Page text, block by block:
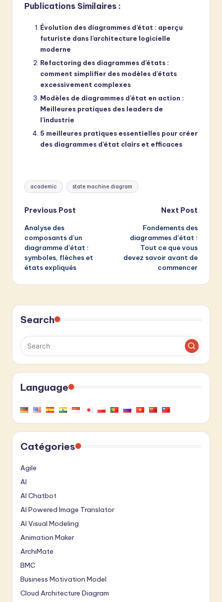
Publications Similaires :
Évolution des diagrammes d’état : aperçu
futuriste dans l’architecture logicielle
moderne
Refactoring des diagrammes d’états :
comment simplifier des modèles d’états
excessivement complexes
Modèles de diagrammes d’état en action :
Meilleures pratiques des leaders de
l’industrie
5 meilleures pratiques essentielles pour créer
des diagrammes d’état clairs et efficaces
Tags:
academic state machine diagram
Post
navigation
Previous Post
Analyse des
composants d’un
diagramme d’état :
symboles, flèches et
états expliqués
Next Post
Fondements des
diagrammes d’état :
Tout ce que vous
devez savoir avant de
commencer
Search
Language
Catégories
Agile
AI
AI Chatbot
AI Powered Image Translator
AI Visual Modeling
Animation Maker
ArchiMate
BMC
Business Motivation Model
Cloud Architecture Diagram